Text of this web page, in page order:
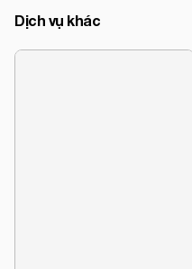
Dịch vụ khác